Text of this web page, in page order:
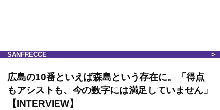
SANFRECCE
広島の10番といえば森島という存在に。「得点
もアシストも、今の数字には満足していません」
【INTERVIEW】